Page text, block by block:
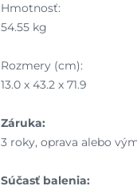
Hmotnosť:
54.55 kg
Rozmery (cm):
13.0 x 43.2 x 71.9
Záruka:
3 roky, oprava alebo
Súčasť balenia: